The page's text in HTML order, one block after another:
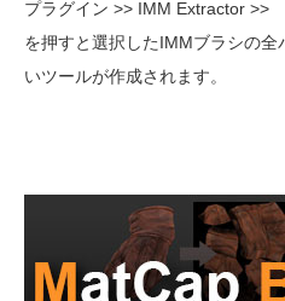
プラグイン >> IMM Extractor >>
を押すと選択したIMMブラシの
いツールが作成されます。